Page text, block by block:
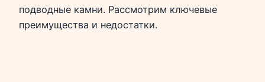
подводные камни. Рассмотрим ключевые
преимущества и недостатки.